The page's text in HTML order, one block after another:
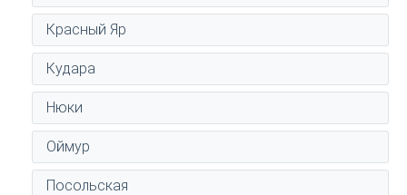
Красный Яр
Кудара
Нюки
Оймур
Посольская